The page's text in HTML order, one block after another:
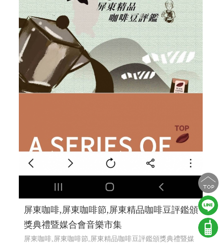
屏東咖啡,屏東咖啡節,屏東精品咖啡豆評鑑頒
獎典禮暨媒合會音樂市集
屏東咖啡,屏東咖啡節,屏東精品咖啡豆評鑑頒獎典禮暨媒